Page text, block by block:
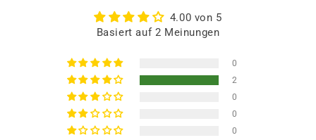
4.00 von 5
Basiert auf 2 Meinungen
0
2
0
0
0